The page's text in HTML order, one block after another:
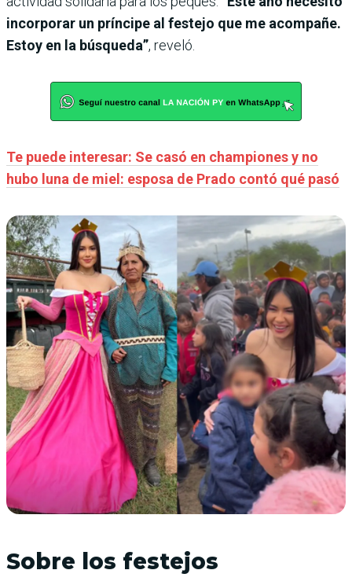
incorporar un príncipe al festejo que me acompañe.
Estoy en la búsqueda”, reveló.
Te puede interesar: Se casó en championes y no
hubo luna de miel: esposa de Prado contó qué pasó
Sobre los festejos